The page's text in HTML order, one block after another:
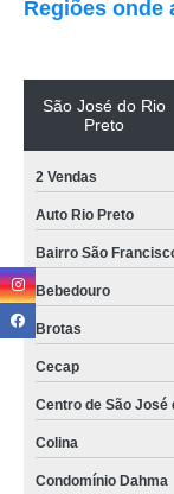
Regiões onde
São José do Rio
Preto
2 Vendas
Auto Rio Preto
Bairro São
Bebedouro
Brotas
Cecap
Centro de São José
Colina
Condomínio Dahma